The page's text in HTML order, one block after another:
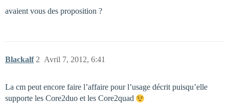
avaient vous des proposition ?
Blackalf Avril 7, 2012, 6:41
2
La cm peut encore faire l’affaire pour l’usage décrit puisqu’elle
supporte les Core2duo et les Core2quad